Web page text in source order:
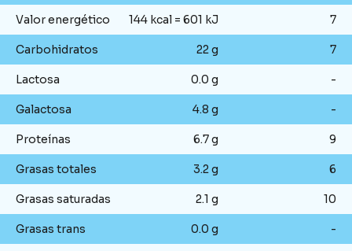
Valor energético 144 kcal = 601 kJ 7
Carbohidratos 22 g 7
Lactosa 0.0 g -
Galactosa 4.8 g -
Proteínas 6.7 g 9
Grasas totales 3.2 g 6
Grasas saturadas 2.1 g 10
Grasas trans 0.0 g -